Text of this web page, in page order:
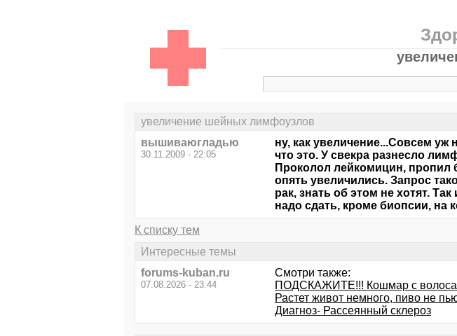
увеличение шейных лимфоузлов
вышиваюгладью
30.11.2009 - 22:05
ну, как увеличение...Совсем уж
что это. У свекра разнесло
Проколол лейкомицин, пропил
опять увеличились. Запрос
рак, знать об этом не хотят.
надо сдать, кроме биопсии, на
К списку тем
Интересные темы
forums-kuban.ru
07.08.2026 - 23:44
Смотри также:
ПОДСКАЖИТЕ!!! Кошмар с
Растет живот немного, пиво не
Диагноз- Рассеянный склероз